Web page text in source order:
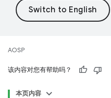
AOSP
该内容对您有帮助吗？
本页内容